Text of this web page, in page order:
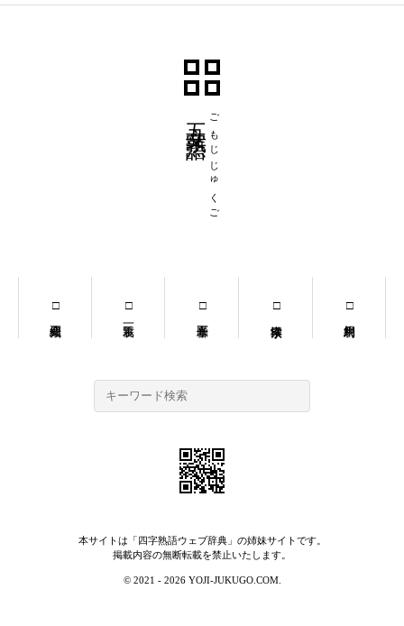
ごもじじゅくご
本サイトは「四字熟語ウェブ辞典」の姉妹サイトです。
掲載内容の無断転載を禁止いたします。
© 2021 - 2026 YOJI-JUKUGO.COM.